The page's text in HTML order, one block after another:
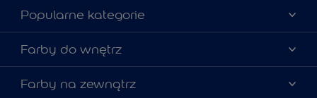
Materiały marketingowe
Mapa strony
Kontakt
Popularne kategorie
Kolory farb
Porady ekspertów
Zainspiruj się
Farby do wnętrz
Farby do ścian
Farby na zewnątrz